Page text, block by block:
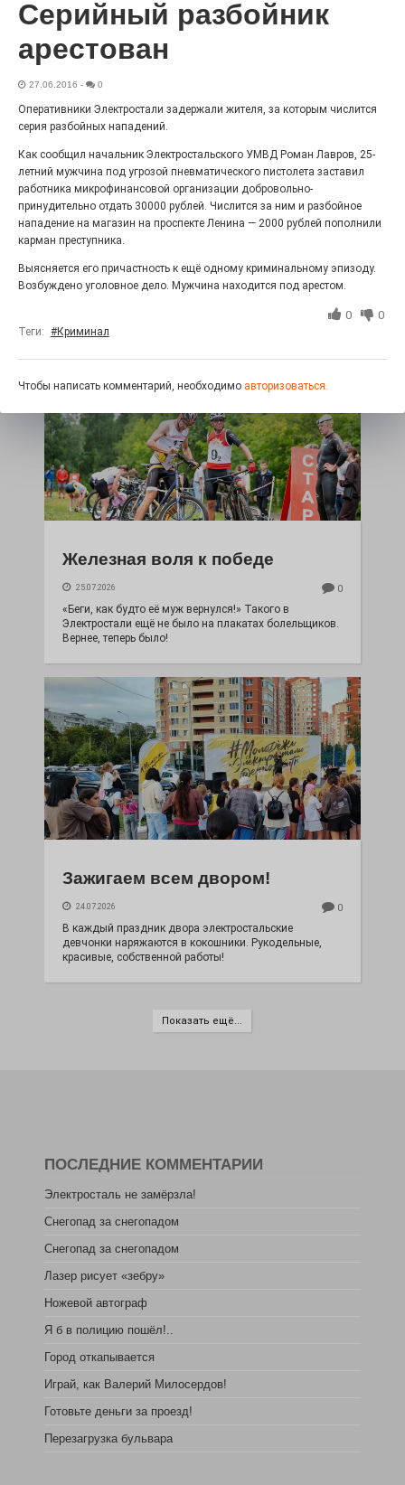
«С ними дядька Черномор»
26.07.2026 0
Железная воля к победе
25.07.2026 0
«Беги, как будто её муж вернулся!» Такого в
Электростали ещё не было на плакатах болельщиков.
Вернее, теперь было!
Зажигаем всем двором!
24.07.2026 0
В каждый праздник двора электростальские
девчонки наряжаются в кокошники. Рукодельные,
красивые, собственной работы!
Показать ещё...
Серийный разбойник
арестован
27.06.2016 - 0
Оперативники Электростали задержали жителя, за которым числится
серия разбойных нападений.
Как сообщил начальник Электростальского УМВД Роман Лавров, 25-
летний мужчина под угрозой пневматического пистолета заставил
работника микрофинансовой организации добровольно-
принудительно отдать 30000 рублей. Числится за ним и разбойное
нападение на магазин на проспекте Ленина — 2000 рублей пополнили
карман преступника.
Выясняется его причастность к ещё одному криминальному эпизоду.
Возбуждено уголовное дело. Мужчина находится под арестом.
0 0
Теги: #Криминал
Чтобы написать комментарий, необходимо авторизоваться.
ПОСЛЕДНИЕ КОММЕНТАРИИ
Электросталь не замёрзла!
Снегопад за снегопадом
Снегопад за снегопадом
Лазер рисует «зебру»
Ножевой автограф
Я б в полицию пошёл!..
Город откапывается
Играй, как Валерий Милосердов!
Готовьте деньги за проезд!
Перезагрузка бульвара